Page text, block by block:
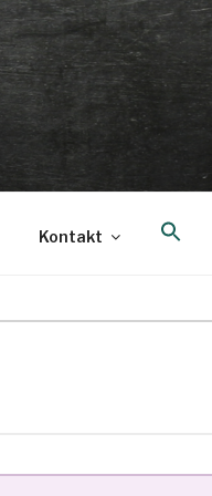
Kontakt